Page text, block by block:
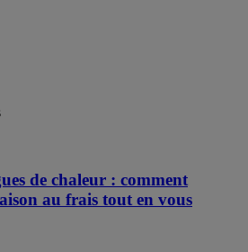
de chaleur : comment
au frais tout en vous